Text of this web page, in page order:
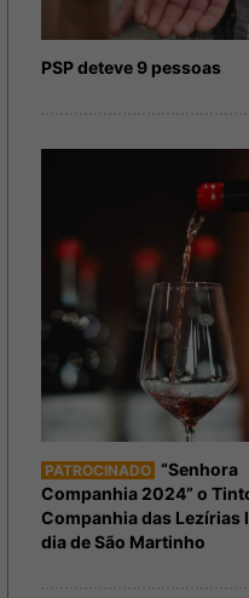
PSP deteve 9 pessoas
PATROCINADO “Senhora
Companhia 2024” o
Companhia das Lezírias
dia de São Martinho